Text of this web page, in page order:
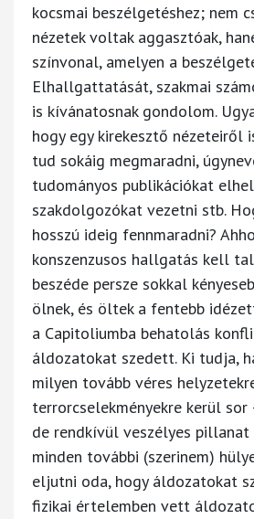
kocsmai beszélgetéshez; nem
nézetek voltak aggasztóak,
színvonal, amelyen a
Elhallgattatását, szakmai
is kívánatosnak gondolom.
hogy egy kirekesztő nézeteiről
tud sokáig megmaradni,
tudományos publikációkat
szakdolgozókat vezetni stb.
hosszú ideig fennmaradni?
konszenzusos hallgatás kell
beszéde persze sokkal
ölnek, és öltek a fentebb
a Capitoliumba behatolás
áldozatokat szedett. Ki tudja,
milyen tovább véres
terrorcselekményekre kerül
de rendkívül veszélyes pillanat
minden további (szerinem)
eljutni oda, hogy áldozatokat
fizikai értelemben vett